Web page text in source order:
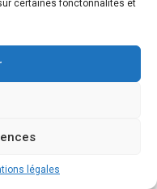
certaines fonctonnalités et
légales
de roulement à billes
être installé sans seuil
obtenue avec NICA
/ GS)